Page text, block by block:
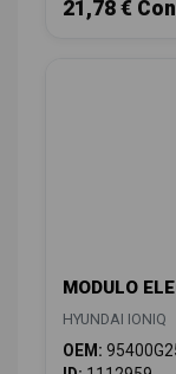
21,78 €
MODULO
HYUNDAI IONIQ
OEM: